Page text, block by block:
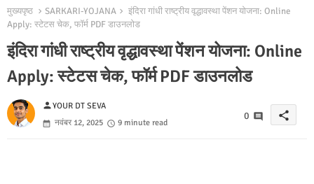
मुख्यपृष्ठ SARKARI-YOJANA
इंदिरा गांधी राष्ट्रीय वृद्धावस्था पेंशन योजना: Online
Apply: स्टेटस चेक, फॉर्म PDF डाउनलोड
इंदिरा गांधी राष्ट्रीय वृद्धावस्था पेंशन योजना: Online
Apply: स्टेटस चेक, फॉर्म PDF डाउनलोड
personYOUR DT SEVA
नवंबर 12, 2025
9 minute read
0 share